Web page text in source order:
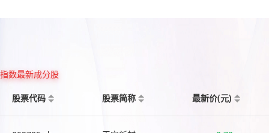
指数最新成分股
股票代码
股票简称 最新价(元)